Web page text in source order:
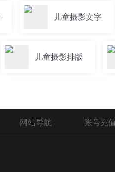
儿童摄影文字
儿童摄影排版
儿童摄影背景模板
网站导航 账号充